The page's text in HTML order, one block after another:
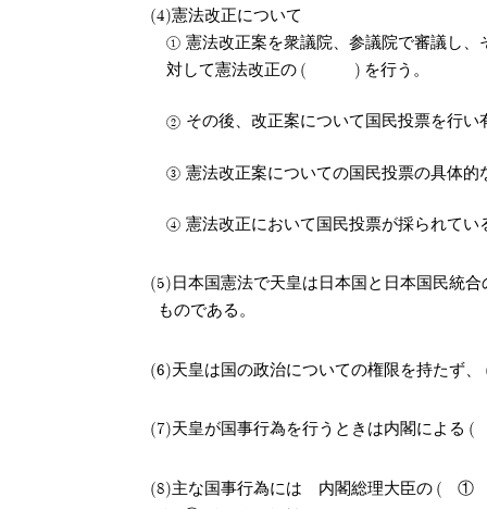
憲法改正について
憲法改正案を衆議院、参議院で審議し
対して憲法改正の
を行う。
その後、改正案について国民投票を行い
憲法改正案についての国民投票の具体的
憲法改正において国民投票が採られてい
日本国憲法で天皇は日本国と日本国民統合
ものである。
天皇は国の政治についての権限を持たず、
天皇が国事行為を行うときは内閣による
主な国事行為には 内閣総理大臣の ①